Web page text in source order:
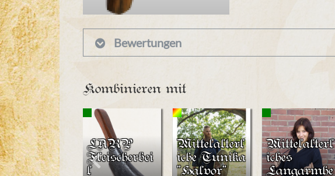
Bewertungen
Kombinieren mit
LARP
Fleischerbei
l
Mittelalterl
iche Tunika
"Halvor"
Mittelalterl
iches
Langarmhe